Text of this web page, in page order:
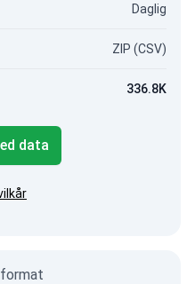
Daglig
ZIP (CSV)
336.8K
data